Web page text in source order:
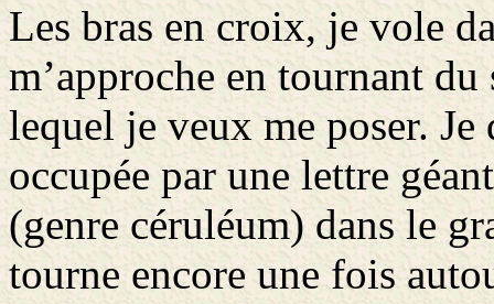
Les bras en croix, je vole
m’approche en tournant
lequel je veux me poser.
occupée par une lettre
(genre céruléum) dans le
tourne encore une fois